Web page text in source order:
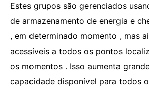
Estes grupos são gerenciados
de armazenamento de energia e
, em determinado momento , mas
acessíveis a todos os pontos
os momentos . Isso aumenta
capacidade disponível para todos